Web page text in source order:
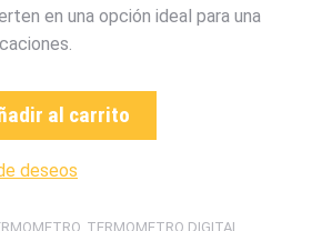
en una opción ideal para una
al carrito
deseos
TERMOMETRO DIGITAL